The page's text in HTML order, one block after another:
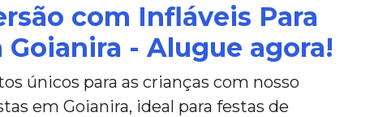
com Infláveis Para
Goianira - Alugue agora!
únicos para as crianças com nosso
em Goianira, ideal para festas de